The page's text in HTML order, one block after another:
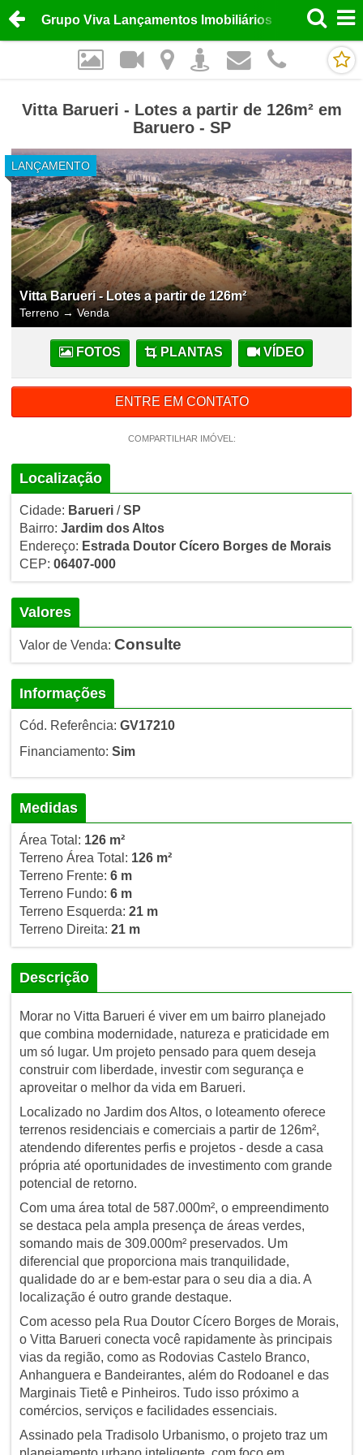
Grupo Viva Lançamentos Imobiliários
Vitta Barueri - Lotes a partir de 126m² em
Baruero - SP
LANÇAMENTO
Vitta Barueri - Lotes a partir de 126m²
Terreno → Venda
FOTOS PLANTAS VÍDEO
ENTRE EM CONTATO
COMPARTILHAR IMÓVEL:
Localização
Cidade: Barueri/SP
Bairro: Jardim dos Altos
Endereço: Estrada Doutor Cícero Borges de Morais
CEP: 06407-000
Valores
Valor de Venda: Consulte
Informações
Cód. Referência: GV17210
Financiamento: Sim
Medidas
Área Total: 126 m²
Terreno Área Total: 126 m²
Terreno Frente: 6 m
Terreno Fundo: 6 m
Terreno Esquerda: 21 m
Terreno Direita: 21 m
Descrição
Morar no Vitta Barueri é viver em um bairro planejado
que combina modernidade, natureza e praticidade em
um só lugar. Um projeto pensado para quem deseja
construir com liberdade, investir com segurança e
aproveitar o melhor da vida em Barueri.
Localizado no Jardim dos Altos, o loteamento oferece
terrenos residenciais e comerciais a partir de 126m²,
atendendo diferentes perfis e projetos - desde a casa
própria até oportunidades de investimento com grande
potencial de retorno.
Com uma área total de 587.000m², o empreendimento
se destaca pela ampla presença de áreas verdes,
somando mais de 309.000m² preservados. Um
diferencial que proporciona mais tranquilidade,
qualidade do ar e bem-estar para o seu dia a dia. A
localização é outro grande destaque.
Com acesso pela Rua Doutor Cícero Borges de Morais,
o Vitta Barueri conecta você rapidamente às principais
vias da região, como as Rodovias Castelo Branco,
Anhanguera e Bandeirantes, além do Rodoanel e das
Marginais Tietê e Pinheiros. Tudo isso próximo a
comércios, serviços e facilidades essenciais.
Assinado pela Tradisolo Urbanismo, o projeto traz um